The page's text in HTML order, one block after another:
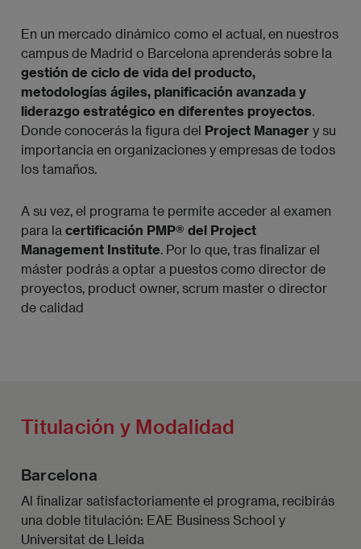
En un mercado dinámico como el actual, en nuestros
campus de Madrid o Barcelona aprenderás sobre la
gestión de ciclo de vida del producto,
metodologías ágiles, planificación avanzada y
liderazgo estratégico en diferentes proyectos
Donde conocerás la figura del Project Manager y su
importancia en organizaciones y empresas de todos
los tamaños.
A su vez, el programa te permite acceder al examen
para la certificación PMP® del Project
Management Institute . Por lo que, tras finalizar el
máster podrás a optar a puestos como director de
proyectos, product owner, scrum master o director
de calidad
Titulación y Modalidad
Barcelona
Al finalizar satisfactoriamente el programa, recibirás
una doble titulación: EAE Business School y
Universitat de Lleida